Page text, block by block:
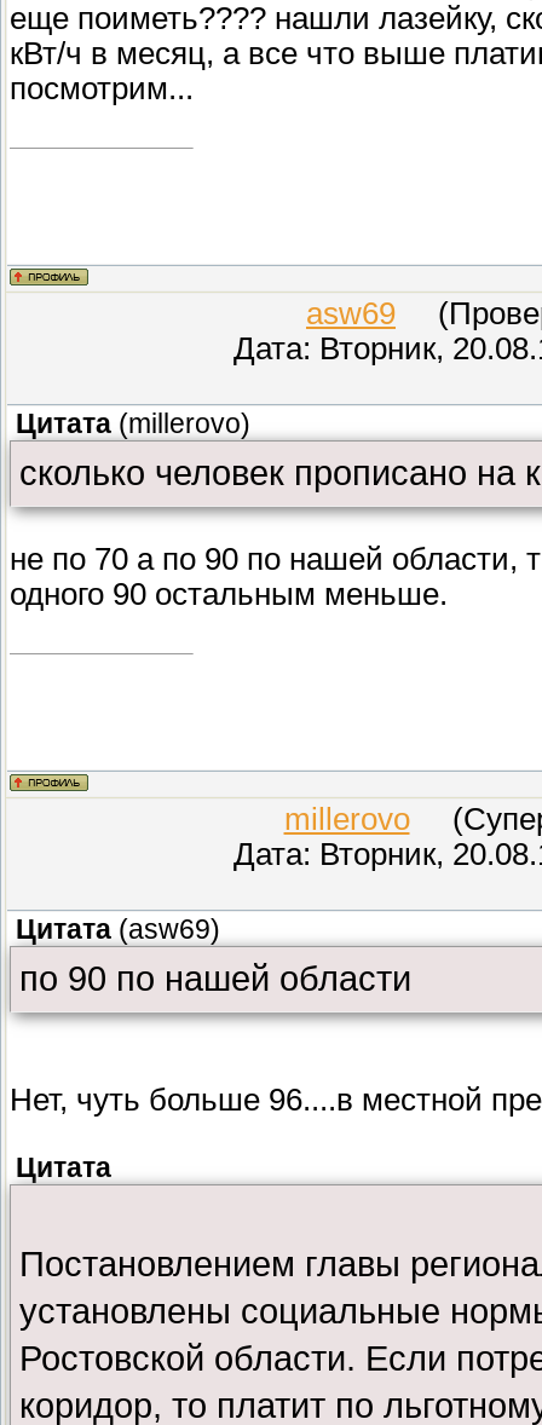
еще поиметь???? нашли лазейку,
кВт/ч в месяц, а все что выше
посмотрим...
asw69
Дата: Вторник,
Цитата (millerovo)
сколько человек прописано на
не по 70 а по 90 по нашей области,
одного 90 остальным меньше.
millerovo
Дата: Вторник,
Цитата (asw69)
по 90 по нашей области
Нет, чуть больше 96....в местной
Цитата
Постановлением главы
установлены социальные
Ростовской области. Если
коридор, то платит по